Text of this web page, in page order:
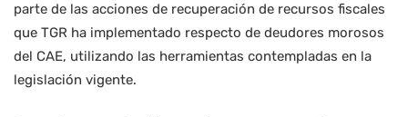
parte de las acciones de recuperación de recursos fiscales
que TGR ha implementado respecto de deudores morosos
del CAE, utilizando las herramientas contempladas en la
legislación vigente.